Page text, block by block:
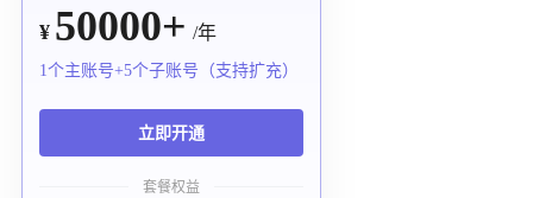
¥ 50000+ /年
1个主账号+5个子账号（支持扩充）
立即开通
套餐权益